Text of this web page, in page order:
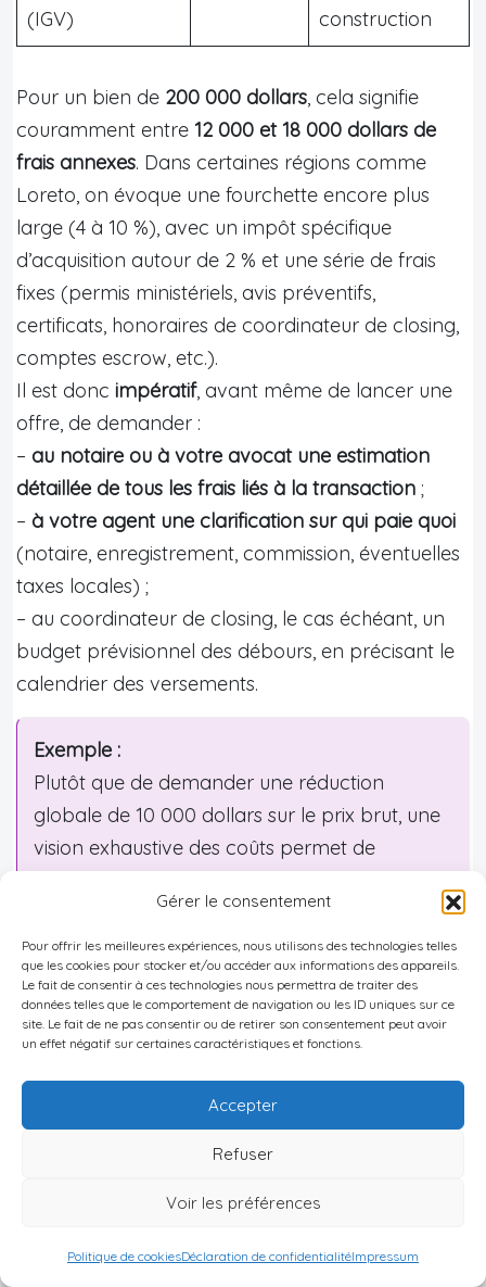
Gérer le consentement
Pour offrir les meilleures expériences, nous utilisons des technologies telles
que les cookies pour stocker et/ou accéder aux informations des appareils.
Le fait de consentir à ces technologies nous permettra de traiter des
données telles que le comportement de navigation ou les ID uniques sur ce
site. Le fait de ne pas consentir ou de retirer son consentement peut avoir
un effet négatif sur certaines caractéristiques et fonctions.
Accepter
Refuser
Voir les préférences
Politique de cookiesDéclaration de confidentialitéImpressum
(IGV)
construction
Pour un bien de 200 000 dollars, cela signifie
couramment entre 12 000 et 18 000 dollars de
frais annexes. Dans certaines régions comme
Loreto, on évoque une fourchette encore plus
large (4 à 10 %), avec un impôt spécifique
d’acquisition autour de 2 % et une série de frais
fixes (permis ministériels, avis préventifs,
certificats, honoraires de coordinateur de closing,
comptes escrow, etc.).
Il est donc impératif, avant même de lancer une
offre, de demander :
– au notaire ou à votre avocat une estimation
détaillée de tous les frais liés à la transaction ;
– à votre agent une clarification sur qui paie quoi
(notaire, enregistrement, commission, éventuelles
taxes locales) ;
– au coordinateur de closing, le cas échéant, un
budget prévisionnel des débours, en précisant le
calendrier des versements.
Exemple :
Plutôt que de demander une réduction
globale de 10 000 dollars sur le prix brut, une
vision exhaustive des coûts permet de
on peut cibler des réductions spécifiques sur
des frais annexes identifiés, comme les frais de
dossier, les coûts de préparation ou les
garanties étendues, pour atteindre un
avantage économique équivalent ou
supérieur, mais de façon plus stratégique et
acceptable pour les deux parties.
– plus une prise en charge par le vendeur de tout